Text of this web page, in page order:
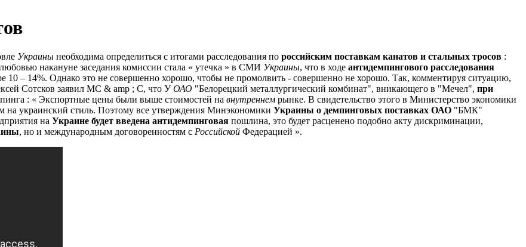
Украины необходима определиться с итогами расследования по российским поставкам канатов и стальных тросов :
накануне заседания комиссии стала « утечка » в СМИ Украины, что в ходе антидемпингового расследования
10 – 14%. Однако это не совершенно хорошо, чтобы не промолвить - совершенно не хорошо. Так, комментируя ситуацию,
Сотсков заявил МС & amp ; C, что УОАО "Белорецкий металлургический комбинат", вникающего в "Мечел", при
: « Экспортные цены были выше стоимостей на внутреннем рынке. В свидетельство этого в Министерство экономики
на украинский стиль. Поэтому все утверждения Минэкономики Украины о демпинговых поставках ОАО "БМК"
на Украине будет введена антидемпинговая пошлина, это будет расценено подобно акту дискриминации,
, но и международным договоренностям с Российской Федерацией ».